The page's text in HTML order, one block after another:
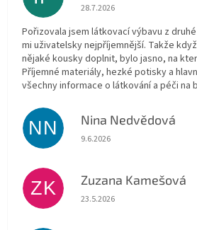
Hodnocení obchodu je 5 z 5
28.7.2026
Pořizovala jsem látkovací výbavu z
mi uživatelsky nejpříjemnější. Takže
nějaké kousky doplnit, bylo jasno, na
Příjemné materiály, hezké potisky a
všechny informace o látkování a péči na
NN Nina Nedvědová
Hodnocení obchodu je 5 z 5
9.6.2026
ZK Zuzana Kamešová
Hodnocení obchodu je 5 z 5
23.5.2026